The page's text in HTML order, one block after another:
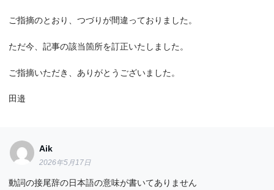
ご指摘のとおり、つづりが間違っておりました。
ただ今、記事の該当箇所を訂正いたしました。
ご指摘いただき、ありがとうございました。
田邉
Aik
2026年5月17日
動詞の接尾辞の日本語の意味が書いてありません